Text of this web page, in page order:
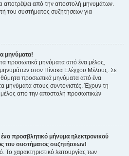
αποτρέψει από την αποστολή μηνυμάτων.
του συστήματος συζητήσεων για
μηνύματα!
προσωπικά μηνύματα από ένα μέλος,
στον Πίνακα Ελέγχου Μέλους. Σε
προσωπικά μηνύματα από ένα
μηνύματα στους συντονιστές. Έχουν τη
από την αποστολή προσωπικών
προσβλητικό μήνυμα ηλεκτρονικού
του συστήματος συζητήσεων!
χαρακτηριστικό λειτουργίας των